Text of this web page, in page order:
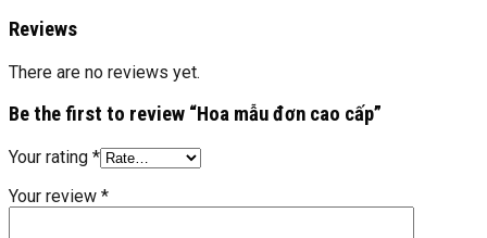
Reviews
There are no reviews yet.
Be the first to review “Hoa mẫu đơn cao cấp”
Your rating *
Your review *